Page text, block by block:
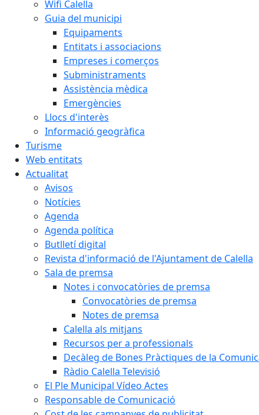
Wifi Calella
Guia del municipi
Equipaments
Entitats i associacions
Empreses i comerços
Subministraments
Assistència mèdica
Emergències
Llocs d'interès
Informació geogràfica
Turisme
Web entitats
Actualitat
Avisos
Notícies
Agenda
Agenda política
Butlletí digital
Revista d'informació de l'Ajuntament de Calella
Sala de premsa
Notes i convocatòries de premsa
Convocatòries de premsa
Notes de premsa
Calella als mitjans
Recursos per a professionals
Decàleg de Bones Pràctiques de la
Ràdio Calella Televisió
El Ple Municipal Vídeo Actes
Responsable de Comunicació